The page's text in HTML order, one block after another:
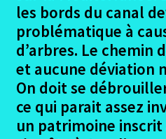
Logements et avis
Conclusion Canal
Canal de La Robine
Le Pirinexus
les bords du canal
problématique à
d’arbres. Le chemin
et aucune déviation
On doit se
ce qui parait assez
un patrimoine inscrit